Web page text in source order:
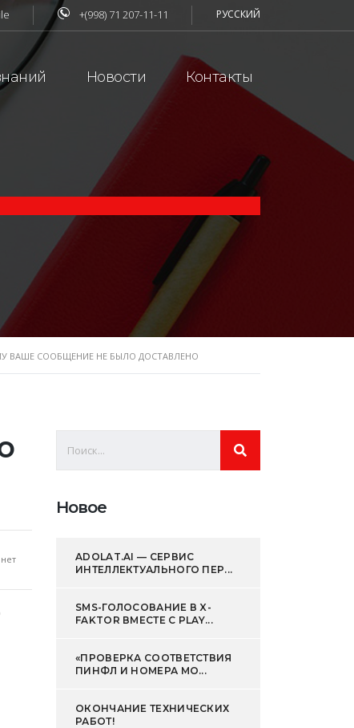
+(998) 71 207-11-11 РУССКИЙ
Новости Контакты
ВАШЕ СООБЩЕНИЕ НЕ БЫЛО ДОСТАВЛЕНО
Новое
ADOLAT.AI — СЕРВИС
ИНТЕЛЛЕКТУАЛЬНОГО ПЕР...
SMS-ГОЛОСОВАНИЕ В X-
FAKTOR ВМЕСТЕ С PLAY...
«ПРОВЕРКА СООТВЕТСТВИЯ
ПИНФЛ И НОМЕРА МО...
ОКОНЧАНИЕ ТЕХНИЧЕСКИХ
РАБОТ!